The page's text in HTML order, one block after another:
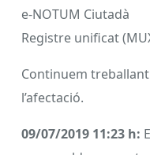
e-NOTUM Ciutadà
Registre unificat
Continuem
l’afectació.
09/07/2019 11:23 h: